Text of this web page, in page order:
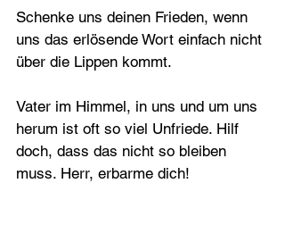
Schenke uns deinen Frieden, wenn
uns das erlösende Wort einfach nicht
über die Lippen kommt.
Vater im Himmel, in uns und um uns
herum ist oft so viel Unfriede. Hilf
doch, dass das nicht so bleiben
muss. Herr, erbarme dich!